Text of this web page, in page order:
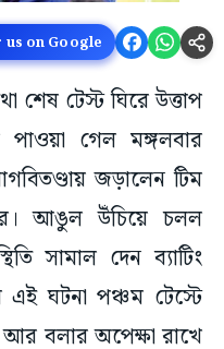
on Google
শেষ টেস্ট ঘিরে উত্তাপ
পাওয়া গেল মঙ্গলবার
জড়ালেন টিম
আঙুল উঁচিয়ে চলল
সামাল দেন ব্যাটিং
এই ঘটনা পঞ্চম টেস্টে
বলার অপেক্ষা রাখে